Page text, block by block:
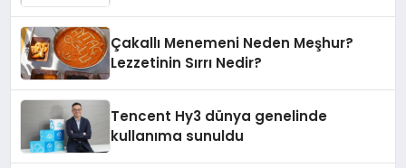
Çakallı Menemeni Neden Meşhur?
Lezzetinin Sırrı Nedir?
Tencent Hy3 dünya genelinde
kullanıma sunuldu